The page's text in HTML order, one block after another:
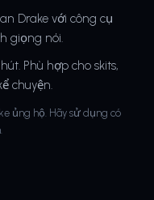
Drake với công cụ
giọng nói.
Phù hợp cho skits,
chuyện.
ủng hộ. Hãy sử dụng có